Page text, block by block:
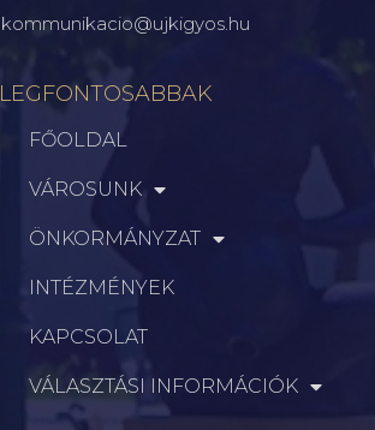
kommunikacio@ujkigyos.hu
LEGFONTOSABBAK
FŐOLDAL
VÁROSUNK
ÖNKORMÁNYZAT
INTÉZMÉNYEK
KAPCSOLAT
VÁLASZTÁSI INFORMÁCIÓK